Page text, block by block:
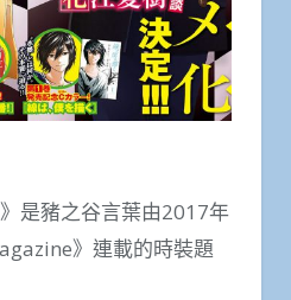
是豬之谷言葉由2017年
》連載的時裝題